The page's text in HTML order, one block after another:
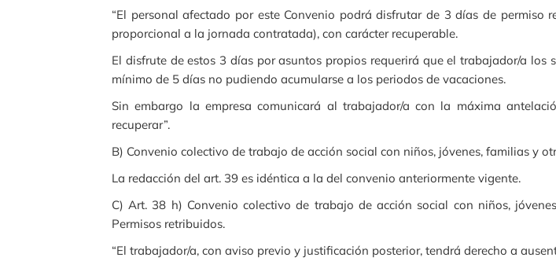
“El personal afectado por este Convenio podrá disfrutar de 3 días de
proporcional a la jornada contratada), con carácter recuperable.
El disfrute de estos 3 días por asuntos propios requerirá que el trabajador/a
mínimo de 5 días no pudiendo acumularse a los periodos de vacaciones.
Sin embargo la empresa comunicará al trabajador/a con la máxima
recuperar”.
B) Convenio colectivo de trabajo de acción social con niños, jóvenes, familias y
La redacción del art. 39 es idéntica a la del convenio anteriormente vigente.
C) Art. 38 h) Convenio colectivo de trabajo de acción social con niños,
Permisos retribuidos.
“El trabajador/a, con aviso previo y justificación posterior, tendrá derecho a